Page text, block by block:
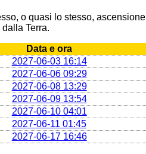
o quasi lo stesso, ascensione
Terra.
Data e ora
2027-06-03 16:14
2027-06-06 09:29
2027-06-08 13:29
2027-06-09 13:54
2027-06-10 04:01
2027-06-11 01:45
2027-06-17 16:46